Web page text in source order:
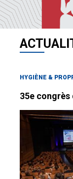
Accueil
HYGIÈNE &
35e congrès